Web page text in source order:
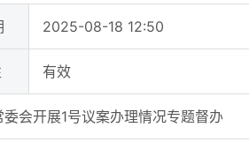
2025-08-18 12:50
有效
会开展1号议案办理情况专题督办